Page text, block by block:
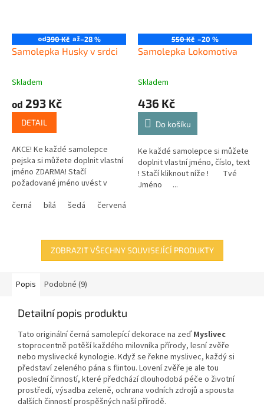
od390 Kč až–28 %
Samolepka Husky v srdci
Skladem
od 293 Kč
DETAIL
AKCE! Ke každé samolepce
pejska si můžete doplnit vlastní
jméno ZDARMA! Stačí
požadované jméno uvést v
košíku.
černá bílá šedá červená
550 Kč –20 %
Samolepka Lokomotiva
Skladem
436 Kč
Do košíku
Ke každé samolepce si můžete
doplnit vlastní jméno, číslo, text
! Stačí kliknout níže ! Tvé
Jméno ...
ZOBRAZIT VŠECHNY SOUVISEJÍCÍ PRODUKTY
Popis Podobné (9)
Detailní popis produktu
Tato originální černá samolepící dekorace na zeď Myslivec
stoprocentně potěší každého milovníka přírody, lesní zvěře
nebo myslivecké kynologie. Když se řekne myslivec, každý si
představí zeleného pána s flintou. Lovení zvěře je ale tou
poslední činností, které předchází dlouhodobá péče o životní
prostředí, výsadba zeleně, ochrana vodních zdrojů a spousta
dalších činností prospěšných naší přírodě.